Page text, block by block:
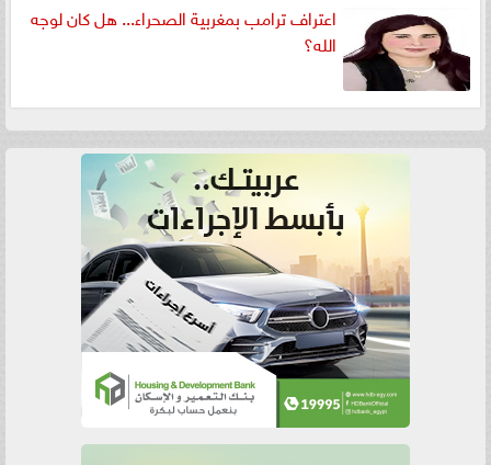
اعتراف ترامب بمغربية الصحراء... هل كان لوجه
الله؟